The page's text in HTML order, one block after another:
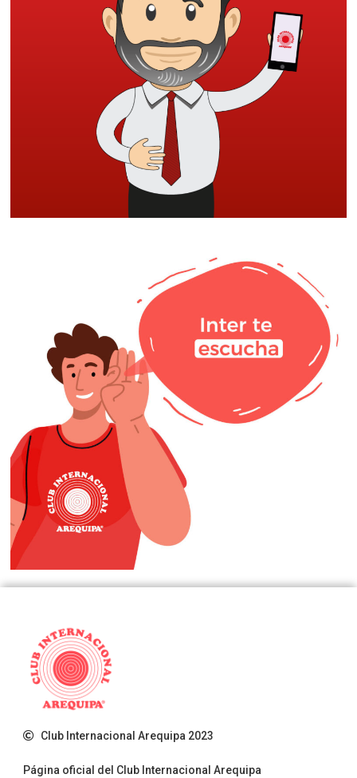
Club Internacional Arequipa 2023
Página oficial del Club Internacional Arequipa